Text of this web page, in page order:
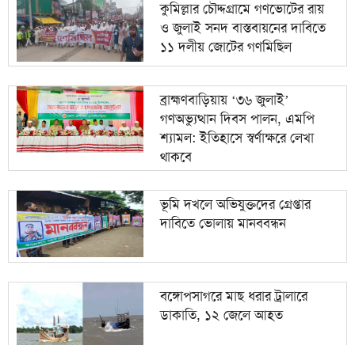
কুমিল্লার চৌদ্দগ্রামে গণভোটের রায়
ও জুলাই সনদ বাস্তবায়নের দাবিতে
১১ দলীয় জোটের গণমিছিল
ব্রাহ্মণবাড়িয়ায় ‘৩৬ জুলাই’
গণঅভ্যুত্থান দিবস পালন, এমপি
শ্যামল: ইতিহাসে স্বর্ণাক্ষরে লেখা
থাকবে
ভূমি দখলে অভিযুক্তদের গ্রেপ্তার
দাবিতে ভোলায় মানববন্ধন
বঙ্গোপসাগরে মাছ ধরার ট্রালারে
ডাকাতি, ১২ জেলে আহত